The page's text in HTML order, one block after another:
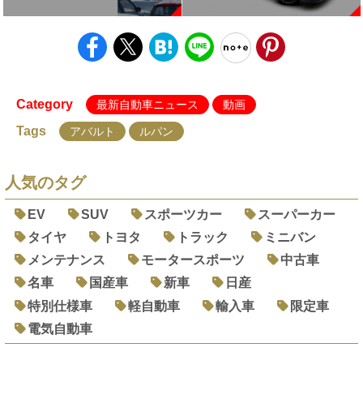
Category 最新自動車ニュース 動画
Tags アバルト ルパン
人気のタグ
EV SUV スポーツカー
スーパーカー
タイヤ
トヨタ トラック
ミニバン
メンテナンス
モータースポーツ
中古車
名車
国産車 新車
日産
特別仕様車
軽自動車 輸入車
限定車
電気自動車